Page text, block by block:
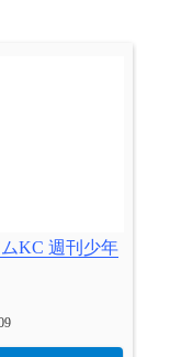
KC 週刊少年